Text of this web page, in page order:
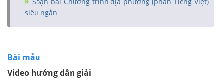
Soạn bài Chương trình địa phương (phần Tiếng Việt)
siêu ngắn
Bài mẫu
Video hướng dẫn giải